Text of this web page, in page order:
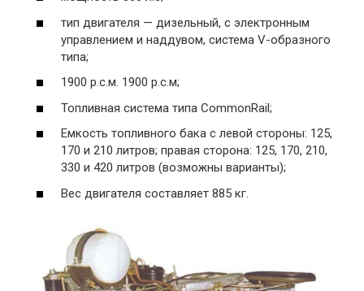
тип двигателя — дизельный, с электронным
управлением и наддувом, система V-образного
типа;
1900 р.с.м. 1900 р.с.м;
Топливная система типа CommonRail;
Емкость топливного бака с левой стороны: 125,
170 и 210 литров; правая сторона: 125, 170, 210,
330 и 420 литров (возможны варианты);
Вес двигателя составляет 885 кг.